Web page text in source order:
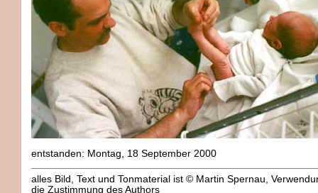
entstanden: Montag, 18 September 2000
alles Bild, Text und Tonmaterial ist © Martin Spernau,
die Zustimmung des Authors